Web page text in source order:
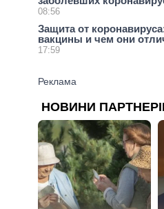
08:56
Защита от
вакцины и чем они
17:59